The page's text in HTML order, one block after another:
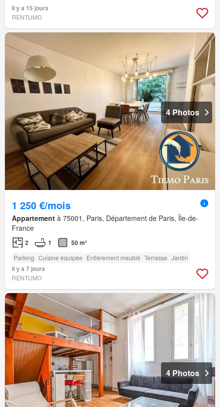
Il y a 15 jours
RENTUMO
4 Photos
1 250 €/mois
Appartement à 75001, Paris, Département de Paris, Île-de-
France
2 1 50 m²
Parking Cuisine équipée Entièrement meublé Terrasse Jardin
Il y a 7 jours
RENTUMO
4 Photos